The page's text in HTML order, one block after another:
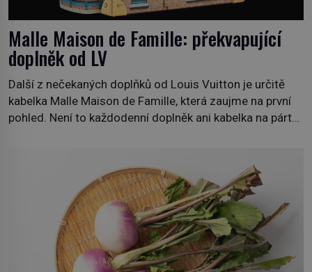
Malle Maison de Famille: překvapující
doplněk od LV
Další z nečekaných doplňků od Louis Vuitton je určitě
kabelka Malle Maison de Famille, která zaujme na první
pohled. Není to každodenní doplněk ani kabelka na párty,
adrese 18 Rue Louis Vuitton, které bylo postaveno v
roce 1869. […]